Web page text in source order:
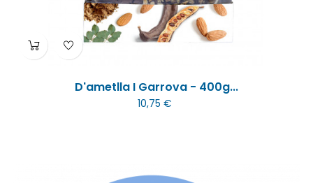
D'ametlla I Garrova - 400g...
10,75 €